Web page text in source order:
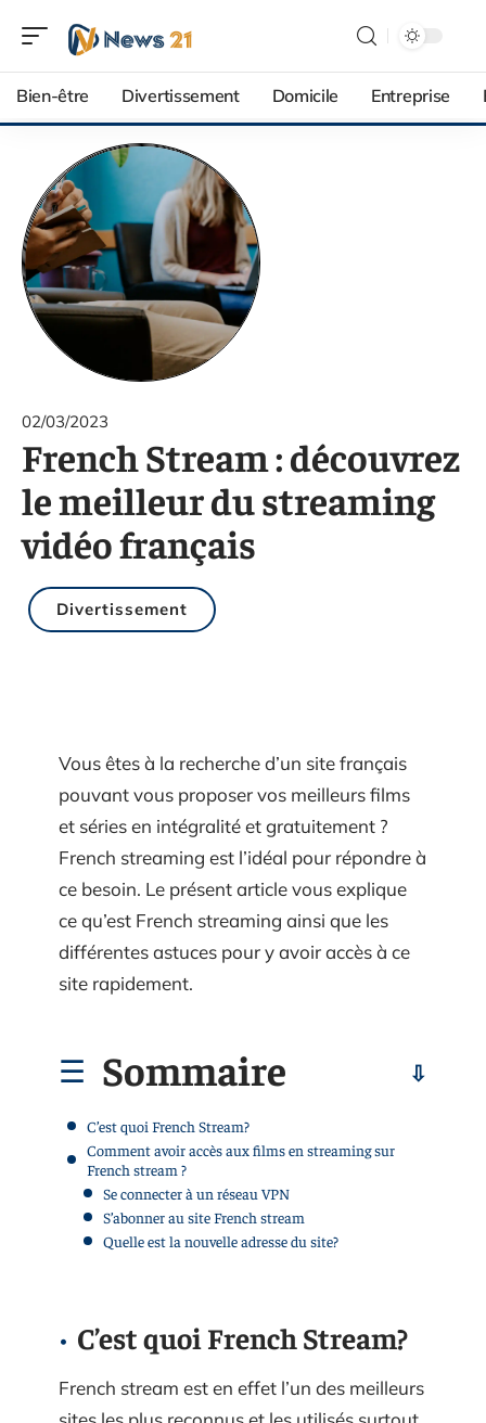
Bien-être Divertissement Domicile Entreprise
02/03/2023
French Stream : découvrez
le meilleur du streaming
vidéo français
Divertissement
Vous êtes à la recherche d’un site français
pouvant vous proposer vos meilleurs films
et séries en intégralité et gratuitement ?
French streaming est l’idéal pour répondre à
ce besoin. Le présent article vous explique
ce qu’est French streaming ainsi que les
différentes astuces pour y avoir accès à ce
site rapidement.
Sommaire
C’est quoi French Stream?
Comment avoir accès aux films en streaming sur
French stream ?
Se connecter à un réseau VPN
S’abonner au site French stream
Quelle est la nouvelle adresse du site?
C’est quoi French Stream?
French stream est en effet l’un des meilleurs